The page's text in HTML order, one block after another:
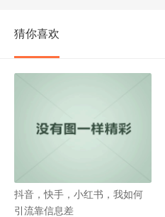
猜你喜欢
抖音，快手，小红书，我如何
引流靠信息差